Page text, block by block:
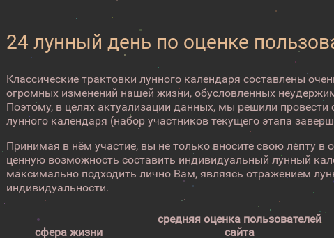
24 лунный день по оценке
Классические трактовки лунного календаря составлены
огромных изменений нашей жизни, обусловленных
Поэтому, в целях актуализации данных, мы решили провести
лунного календаря (набор участников текущего этапа
Принимая в нём участие, вы не только вносите свою лепту в
ценную возможность составить индивидуальный лунный
максимально подходить лично Вам, являясь отражением
индивидуальности.
сфера жизни
средняя оценка пользователей
сайта